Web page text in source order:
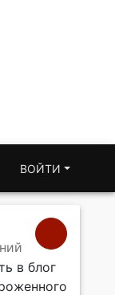
ВОЙТИ
в блог